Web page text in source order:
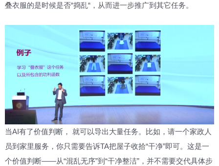
叠衣服的是时候是否“捣乱“，从而进一步推广到其它任务。
当AI有了价值判断， 就可以导出大量任务。比如，请一个家政人
员到家里服务，你只需要告诉TA把屋子收拾“干净”即可。这是一
个价值判断——从“混乱无序”到“干净整洁”，并不需要交代具体步